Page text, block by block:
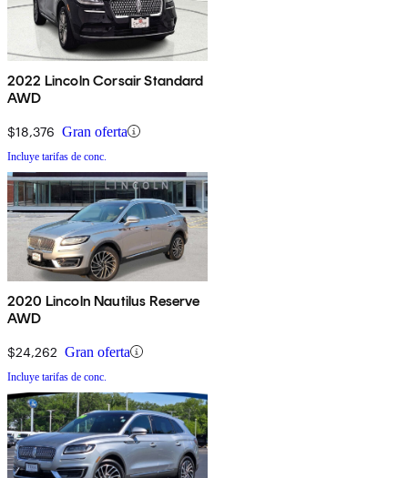
2022 Lincoln Corsair Standard
AWD
$18,376 Gran oferta
Incluye tarifas de conc.
2020 Lincoln Nautilus Reserve
AWD
$24,262 Gran oferta
Incluye tarifas de conc.